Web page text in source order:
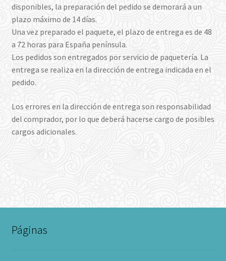
disponibles, la preparación del pedido se demorará a un
plazo máximo de 14 días.
Una vez preparado el paquete, el plazo de entrega es de 48
a 72 horas para España península.
Los pedidos son entregados por servicio de paquetería. La
entrega se realiza en la dirección de entrega indicada en el
pedido.
Los errores en la dirección de entrega son responsabilidad
del comprador, por lo que deberá hacerse cargo de posibles
cargos adicionales.
Páginas